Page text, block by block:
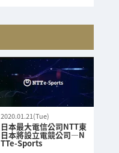
2020.01.21(Tue)
日本最大電信公司NTT東
日本將設立電競公司—N
TTe-Sports